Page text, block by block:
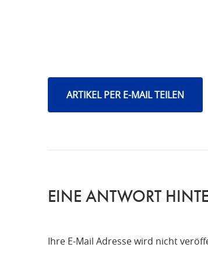
ARTIKEL PER E-MAIL TEILEN
EINE ANTWORT
Ihre E-Mail Adresse wird nicht